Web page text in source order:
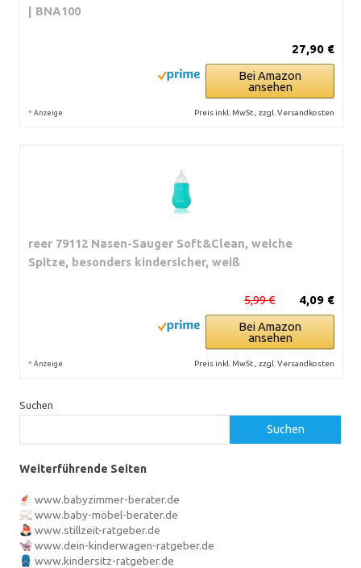
| BNA100
27,90 €
Bei Amazon
ansehen
* Anzeige Preis inkl. MwSt., zzgl. Versandkosten
reer 79112 Nasen-Sauger Soft&Clean, weiche
Spitze, besonders kindersicher, weiß
4,09 €
5,99 €
Bei Amazon
ansehen
* Anzeige Preis inkl. MwSt., zzgl. Versandkosten
Suchen
Suchen
Weiterführende Seiten
www.babyzimmer-berater.de
www.baby-möbel-berater.de
www.stillzeit-ratgeber.de
www.dein-kinderwagen-ratgeber.de
www.kindersitz-ratgeber.de